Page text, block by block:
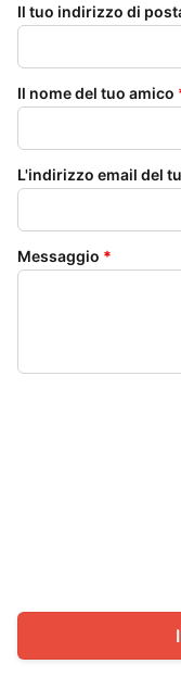
Il tuo indirizzo di
Il nome del tuo amico
L'indirizzo email del
Messaggio *